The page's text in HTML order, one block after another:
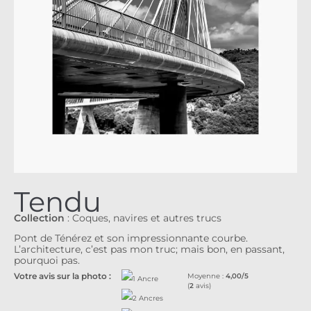
Tendu
Collection : Coques, navires et autres trucs
Pont de Ténérez et son impressionnante courbe.
L’architecture, c’est pas mon truc; mais bon, en passant,
pourquoi pas.
Votre avis sur la photo : Moyenne : 4,00/5
(2 avis)